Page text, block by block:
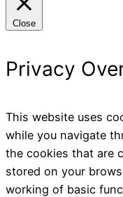
Close
Privacy
This website uses
while you navigate
the cookies that are
stored on your
working of basic